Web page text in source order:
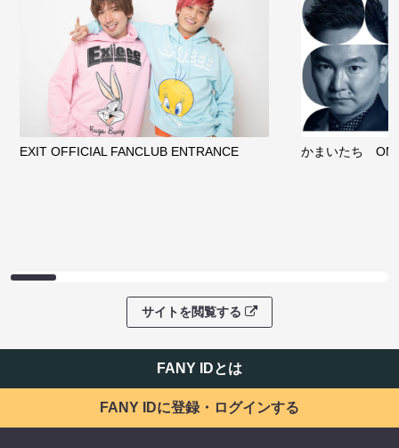
EXIT OFFICIAL FANCLUB ENTRANCE かまいたち
サイトを閲覧する
FANY IDとは
FANY IDに登録・ログインする